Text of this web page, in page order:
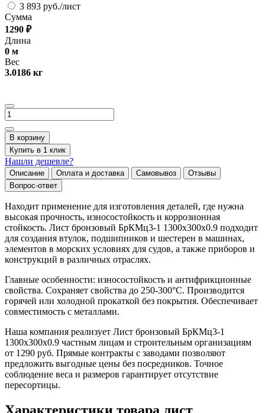
3 893 руб./лист
Сумма
1290 ₽
Длина
0 м
Вес
3.0186 кг
В корзину
Купить в 1 клик
Нашли дешевле?
Описание Оплата и доставка Самовывоз
Отзывы
Вопрос-ответ
Находит применение для изготовления деталей, где нужна
высокая прочность, износостойкость и коррозионная
стойкость. Лист бронзовый БрКМц3-1 1300х300х0.9 подходит
для создания втулок, подшипников и шестерен в машинах,
элементов в морских условиях для судов, а также приборов и
конструкций в различных отраслях.
Главные особенности: износостойкость и антифрикционные
свойства. Сохраняет свойства до 250-300°C. Производится
горячей или холодной прокаткой без покрытия. Обеспечивает
совместимость с металлами.
Наша компания реализует Лист бронзовый БрКМц3-1
1300х300х0.9 частным лицам и строительным организациям
от 1290 руб. Прямые контракты с заводами позволяют
предложить выгодные цены без посредников. Точное
соблюдение веса и размеров гарантирует отсутствие
пересортицы.
Характеристики товара лист